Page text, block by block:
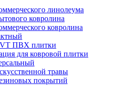
линолеума
ковролина
ковролина
ПВХ плитки
для ковровой плитки
травы
покрытий